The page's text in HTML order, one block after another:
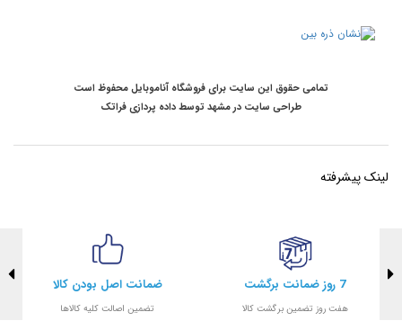
تمامی حقوق این سایت برای فروشگاه آناموبایل محفوظ است
طراحی سایت در مشهد توسطداده پردازی فراتک
لینک پیشرفته
7 روز ضمانت برگشت
هفت روز تضمین برگشت کالا
ضمانت اصل بودن کالا
تضمین اصالت کلیه کالاها